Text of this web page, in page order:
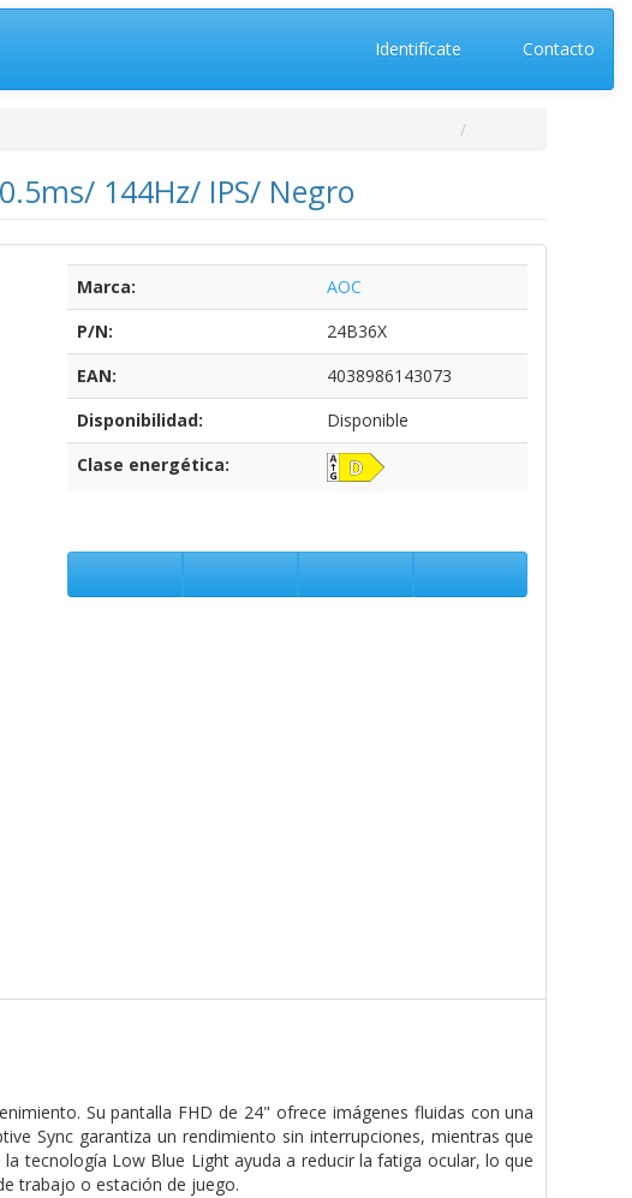
Identifícate Contacto
144Hz/ IPS/ Negro
Marca:
AOC
P/N:
24B36X
EAN:
4038986143073
Disponibilidad:
Disponible
Clase energética:
Su pantalla FHD de 24" ofrece imágenes fluidas con una
Sync garantiza un rendimiento sin interrupciones, mientras que
tecnología Low Blue Light ayuda a reducir la fatiga ocular, lo que
trabajo o estación de juego.